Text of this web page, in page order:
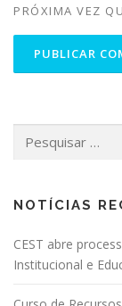
PRÓXIMA VEZ
NOTÍCIAS
CEST abre
Institucional e